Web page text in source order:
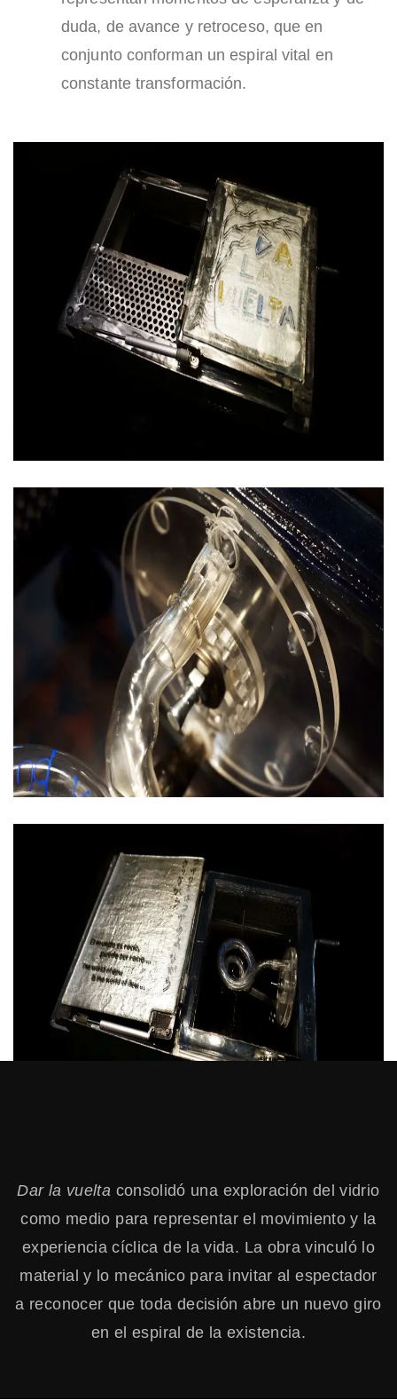
duda, de avance y retroceso, que en
conjunto conforman un espiral vital en
constante transformación.
Dar la vuelta consolidó una exploración del vidrio
como medio para representar el movimiento y la
experiencia cíclica de la vida. La obra vinculó lo
material y lo mecánico para invitar al espectador
a reconocer que toda decisión abre un nuevo giro
en el espiral de la existencia.